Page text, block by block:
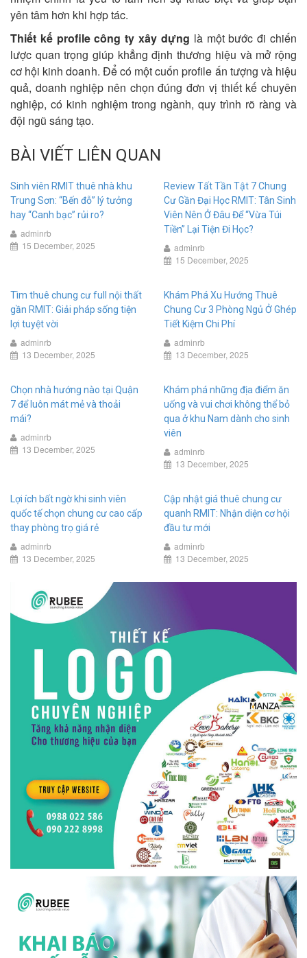
yên tâm hơn khi hợp tác.
Thiết kế profile công ty xây dựng là một bước đi chiến
lược quan trọng giúp khẳng định thương hiệu và mở rộng
cơ hội kinh doanh. Để có một cuốn profile ấn tượng và hiệu
quả, doanh nghiệp nên chọn đúng đơn vị thiết kế chuyên
nghiệp, có kinh nghiệm trong ngành, quy trình rõ ràng và
đội ngũ sáng tạo.
BÀI VIẾT LIÊN QUAN
Sinh viên RMIT thuê nhà khu
Trung Sơn: “Bến đỗ” lý tưởng
hay “Canh bạc” rủi ro?
adminrb
15 December, 2025
Review Tất Tần Tật 7 Chung
Cư Gần Đại Học RMIT: Tân Sinh
Viên Nên Ở Đâu Để “Vừa Túi
Tiền” Lại Tiện Đi Học?
adminrb
15 December, 2025
Tìm thuê chung cư full nội thất
gần RMIT: Giải pháp sống tiện
lợi tuyệt vời
adminrb
13 December, 2025
Khám Phá Xu Hướng Thuê
Chung Cư 3 Phòng Ngủ Ở Ghép
Tiết Kiệm Chi Phí
adminrb
13 December, 2025
Chọn nhà hướng nào tại Quận
7 để luôn mát mẻ và thoải
mái?
adminrb
13 December, 2025
Khám phá những địa điểm ăn
uống và vui chơi không thể bỏ
qua ở khu Nam dành cho sinh
viên
adminrb
13 December, 2025
Lợi ích bất ngờ khi sinh viên
quốc tế chọn chung cư cao cấp
thay phòng trọ giá rẻ
adminrb
13 December, 2025
Cập nhật giá thuê chung cư
quanh RMIT: Nhận diện cơ hội
đầu tư mới
adminrb
13 December, 2025